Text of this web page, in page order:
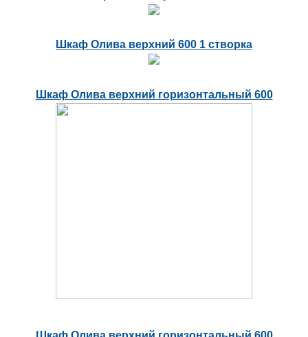
Шкаф Олива верхний 600 1 створка
Шкаф Олива верхний горизонтальный 600